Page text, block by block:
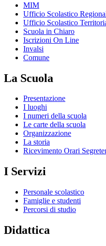
MIM
Ufficio Scolastico
Ufficio Scolastico
Scuola in Chiaro
Iscrizioni On Line
Invalsi
Comune
La Scuola
Presentazione
I luoghi
I numeri della scuola
Le carte della scuola
Organizzazione
La storia
Ricevimento Orari
I Servizi
Personale scolastico
Famiglie e studenti
Percorsi di studio
Didattica